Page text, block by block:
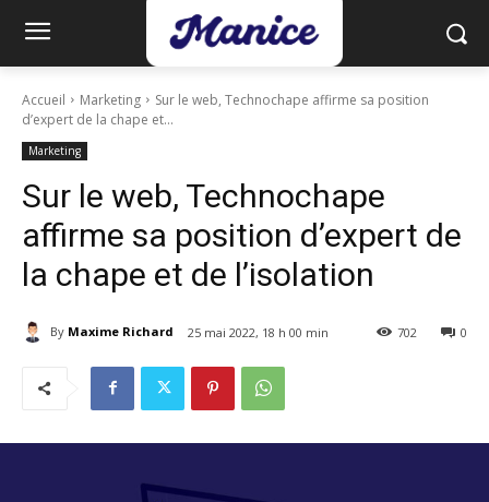
Accueil Marketing
Sur le web, Technochape affirme sa position
d’expert de la chape et...
Marketing
Sur le web, Technochape
affirme sa position d’expert de
la chape et de l’isolation
By Maxime Richard 25 mai 2022, 18 h 00 min 0
702